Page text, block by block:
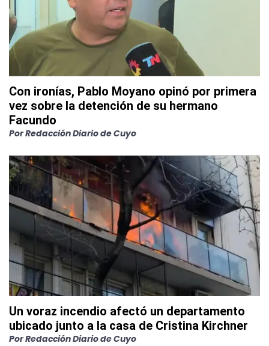
Con ironías, Pablo Moyano opinó por primera
vez sobre la detención de su hermano
Facundo
PorRedacción Diario de Cuyo
Un voraz incendio afectó un departamento
ubicado junto a la casa de Cristina Kirchner
PorRedacción Diario de Cuyo